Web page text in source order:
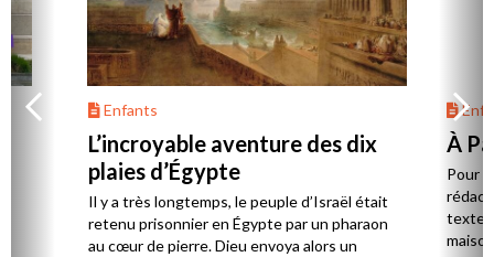
Enfants
L’incroyable aventure des dix
plaies d’Égypte
Il y a très longtemps, le peuple d’Israël était
retenu prisonnier en Égypte par un pharaon
au cœur de pierre. Dieu envoya alors un
À
Pour